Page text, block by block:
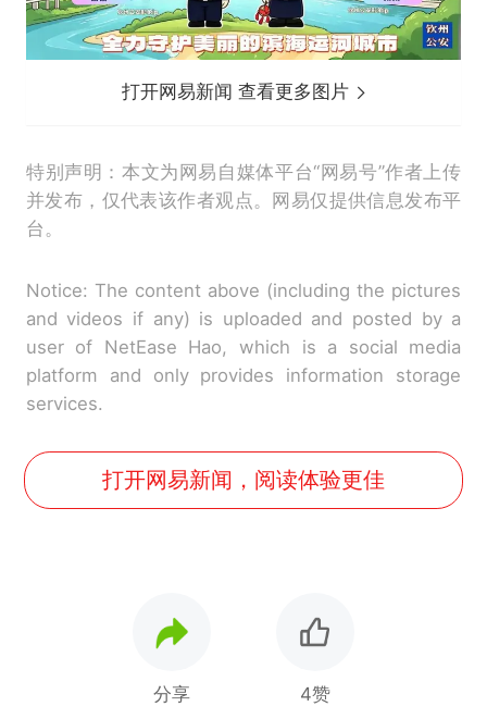
打开网易新闻 查看更多图片
特别声明：本文为网易自媒体平台“网易号”作者上传
并发布，仅代表该作者观点。网易仅提供信息发布平
台。
Notice: The content above (including the pictures
and videos if any) is uploaded and posted by a
user of NetEase Hao, which is a social media
platform and only provides information storage
services.
打开网易新闻，阅读体验更佳
分享 4赞